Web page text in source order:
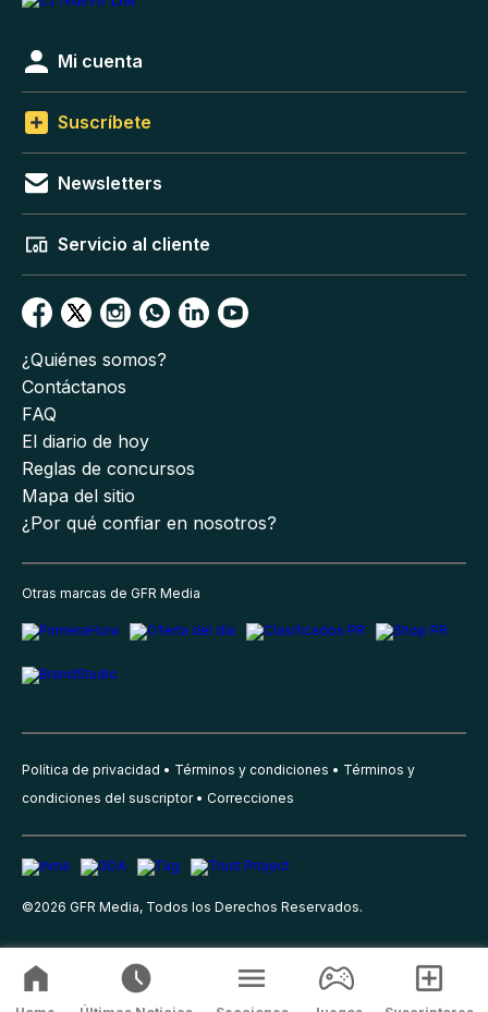
Mi cuenta
Suscríbete
Newsletters
Servicio al cliente
¿Quiénes somos?
Contáctanos
FAQ
El diario de hoy
Reglas de concursos
Mapa del sitio
¿Por qué confiar en nosotros?
Otras marcas de GFR Media
Política de privacidad Términos y condiciones
Términos y
condiciones del suscriptor
Correcciones
©2026 GFR Media, Todos los Derechos Reservados.